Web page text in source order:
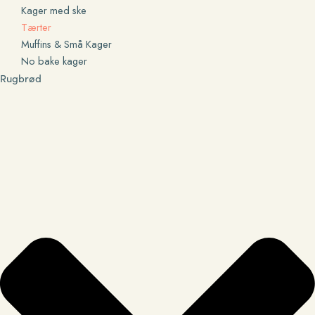
Kager med ske
Tærter
Muffins & Små Kager
No bake kager
Rugbrød